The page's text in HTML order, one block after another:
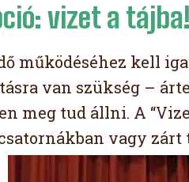
vizet a tájba!
működéséhez kell
van szükség –
meg tud állni. A
vagy